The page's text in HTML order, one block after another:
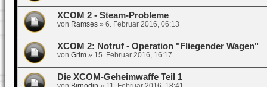
XCOM 2 - Steam-Probleme
von Ramses» 6. Februar 2016, 06:13
XCOM 2: Notruf - Operation "Fliegender Wagen"
von Grim» 15. Februar 2016, 16:17
Die XCOM-Geheimwaffe Teil 1